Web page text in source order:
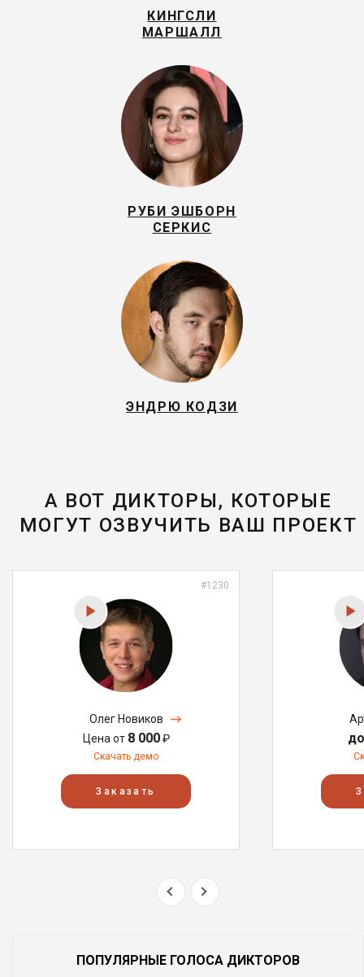
КИНГСЛИ
МАРШАЛЛ
РУБИ ЭШБОРН
СЕРКИС
ЭНДРЮ КОДЗИ
А ВОТ ДИКТОРЫ, КОТОРЫЕ
МОГУТ ОЗВУЧИТЬ ВАШ ПРОЕКТ
#1230
Олег Новиков
Цена от 8 000₽
Скачать демо
Заказать
ПОПУЛЯРНЫЕ ГОЛОСА ДИКТОРОВ